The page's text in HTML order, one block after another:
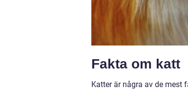
Fakta om katt
Katter är några av de mest